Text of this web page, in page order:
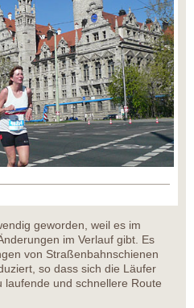
geworden, weil es im
im Verlauf gibt. Es
von Straßenbahnschienen
so dass sich die Läufer
und schnellere Route